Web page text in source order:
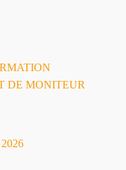
DE MONITEUR
2026